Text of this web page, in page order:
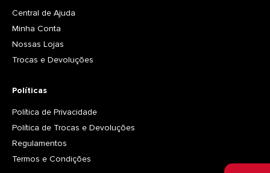
Central de Ajuda
Minha Conta
Nossas Lojas
Trocas e Devoluções
Políticas
Política de Privacidade
Política de Trocas e Devoluções
Regulamentos
Termos e Condições